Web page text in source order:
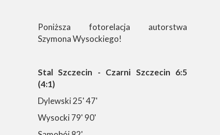
Poniższa fotorelacja autorstwa
Szymona Wysockiego!
Stal Szczecin - Czarni Szczecin 6:5
(4:1)
Dylewski 25' 47'
Wysocki 79' 90'